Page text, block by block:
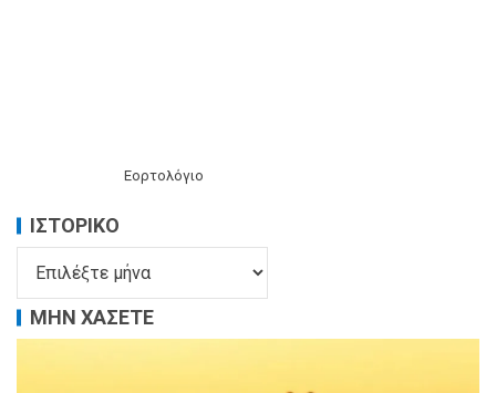
Εορτολόγιο
ΙΣΤΟΡΙΚΌ
ΜΗΝ ΧΑΣΕΤΕ